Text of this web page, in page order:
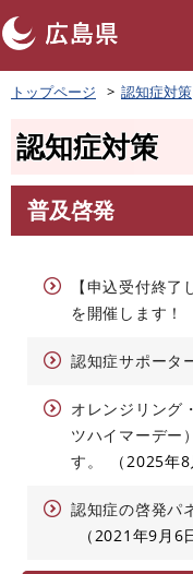
ペ
ー
頭
す
トップページ 認知症対策
認知症対策
文
普及啓発
【申込受付終了
を開催します！
認知症サポータ
オレンジリング
ツハイマーデー
す。
2025年8
認知症の啓発パ
2021年9月6